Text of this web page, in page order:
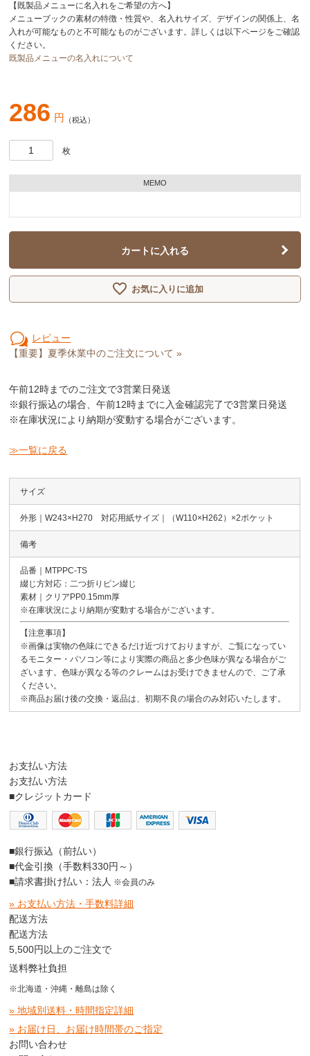
【既製品メニューに名入れをご希望の方へ】
メニューブックの素材の特徴・性質や、名入れサイズ、デザインの関係上、名
入れが可能なものと不可能なものがございます。詳しくは以下ページをご確認
ください。
既製品メニューの名入れについて
286 円 （税込）
枚
MEMO
カートに入れる
お気に入りに追加
レビュー
【重要】夏季休業中のご注文について »
午前12時までのご注文で3営業日発送
※銀行振込の場合、午前12時までに入金確認完了で3営業日発送
※在庫状況により納期が変動する場合がございます。
≫一覧に戻る
サイズ
外形｜W243×H270 対応用紙サイズ｜（W110×H262）×2ポケット
備考
品番｜MTPPC-TS
綴じ方対応：二つ折りピン綴じ
素材｜クリアPP0.15mm厚
※在庫状況により納期が変動する場合がございます。
【注意事項】
※画像は実物の色味にできるだけ近づけておりますが、ご覧になってい
るモニター・パソコン等により実際の商品と多少色味が異なる場合がご
ざいます。色味が異なる等のクレームはお受けできませんので、ご了承
ください。
※商品お届け後の交換・返品は、初期不良の場合のみ対応いたします。
お支払い方法
お支払い方法
■クレジットカード
■銀行振込（前払い）
■代金引換（手数料330円～）
■請求書掛け払い：法人 ※会員のみ
» お支払い方法・手数料詳細
配送方法
配送方法
5,500円以上のご注文で
送料弊社負担
※北海道・沖縄・離島は除く
» 地域別送料・時間指定詳細
» お届け日、お届け時間帯のご指定
お問い合わせ